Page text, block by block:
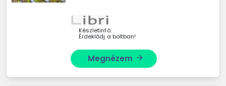
crowded scene includes a new
collection ...
Készletinfó:
Érdeklődj a boltban!
Megnézem arrow_forward